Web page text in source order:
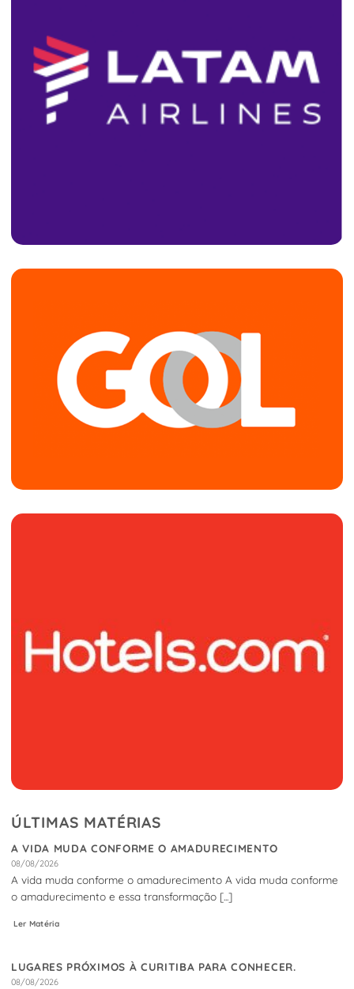
ÚLTIMAS MATÉRIAS
A VIDA MUDA CONFORME O AMADURECIMENTO
08/08/2026
A vida muda conforme o amadurecimento A vida muda conforme
o amadurecimento e essa transformação [...]
Ler Matéria
LUGARES PRÓXIMOS À CURITIBA PARA CONHECER.
08/08/2026